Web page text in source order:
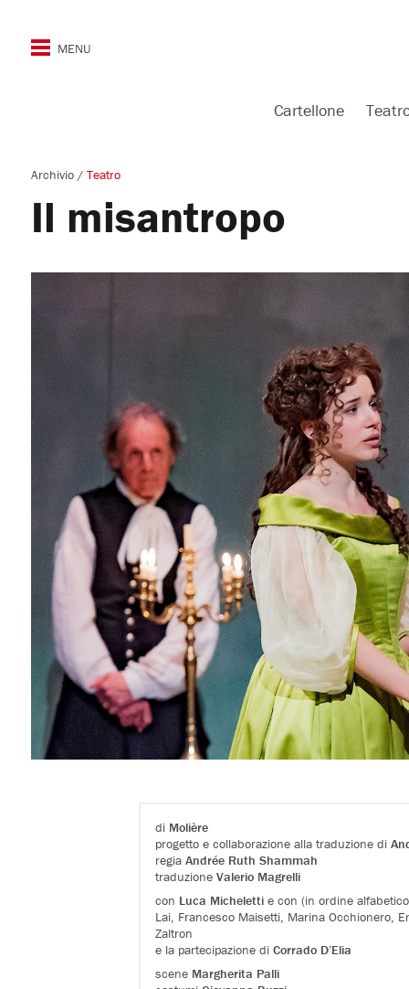
Cartellone
Archivio / Teatro
Il misantropo
di Molière
progetto e collaborazione alla traduzione di
regiaAndrée Ruth Shammah
traduzioneValerio Magrelli
con Luca Micheletti e con (in ordine
Lai, Francesco Maisetti, Marina Occhionero,
Zaltron
e la partecipazione diCorrado D’Elia
scene Margherita Palli